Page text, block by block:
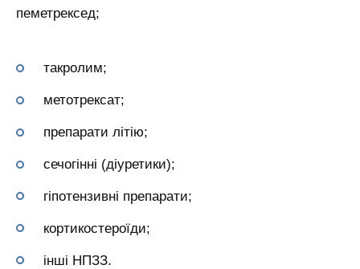
пеметрексед;
такролим;
метотрексат;
препарати літію;
сечогінні (діуретики);
гіпотензивні препарати;
кортикостероїди;
інші НПЗЗ.